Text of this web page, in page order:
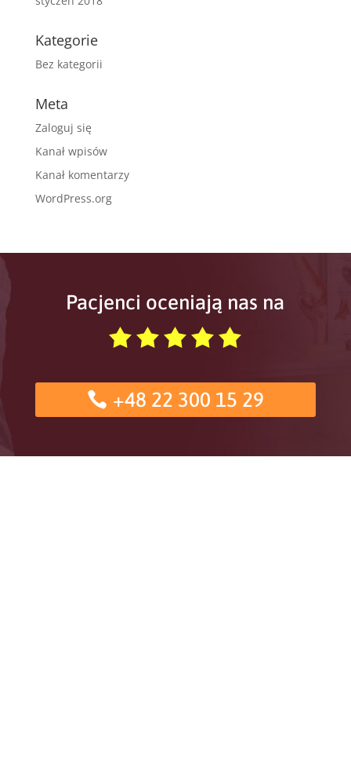
Kategorie
Bez kategorii
Meta
Zaloguj się
Kanał wpisów
Kanał komentarzy
WordPress.org
Pacjenci oceniają nas na
+48 22 300 15 29